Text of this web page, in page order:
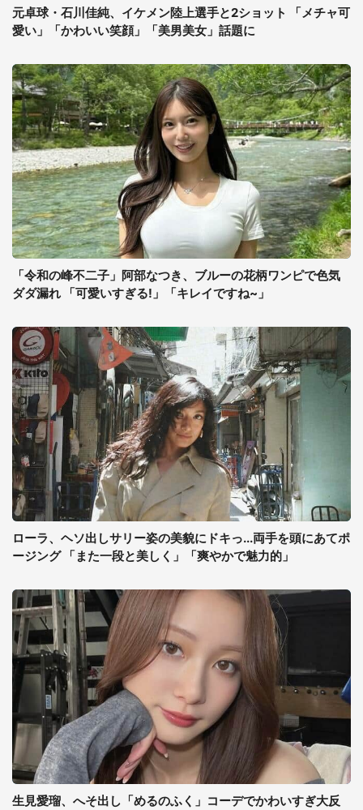
元卓球・石川佳純、イケメン陸上選手と2ショット 「メチャ可
愛い」「かわいい笑顔」「美男美女」話題に
「令和の峰不二子」阿部なつき、ブルーの花柄ワンピで色気
ダダ漏れ 「可愛いすぎる!」「キレイですね~」
ローラ、ヘソ出しサリー姿の美貌にドキっ...両手を頭にあてポ
ージング 「また一段と美しく」「爽やかで魅力的」
生見愛瑠、へそ出し「めるのふく」コーデでかわいすぎ大反